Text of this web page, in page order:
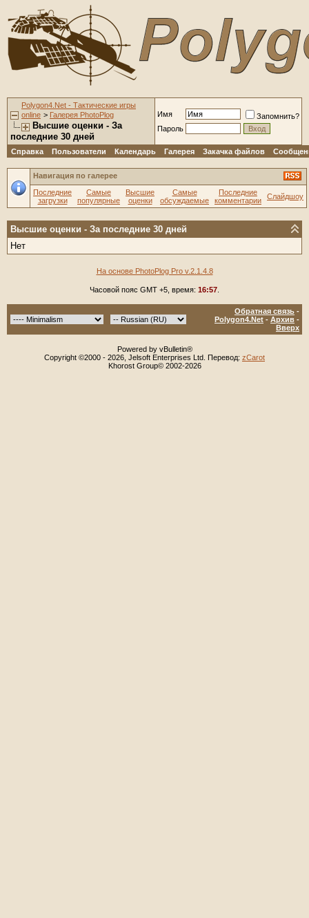
Polygon4.Net - Тактические игры
online > Галерея PhotoPlog
Высшие оценки - За
последние 30 дней
Имя
Запомнить?
Пароль
Справка Пользователи Календарь Галерея Закачка файлов
Навигация по галерее
Последние
загрузки
Самые
популярные
Высшие
оценки
Самые
обсуждаемые
Последние
комментарии
Слайдшоу
Высшие оценки - За последние 30 дней
Нет
На основе PhotoPlog Pro v.2.1.4.8
Часовой пояс GMT +5, время: 16:57
Обратная связь -
Polygon4.Net - Архив -
Вверх
Powered by vBulletin®
Copyright ©2000 - 2026, Jelsoft Enterprises Ltd. Перевод: zCarot
Khorost Group© 2002-2026